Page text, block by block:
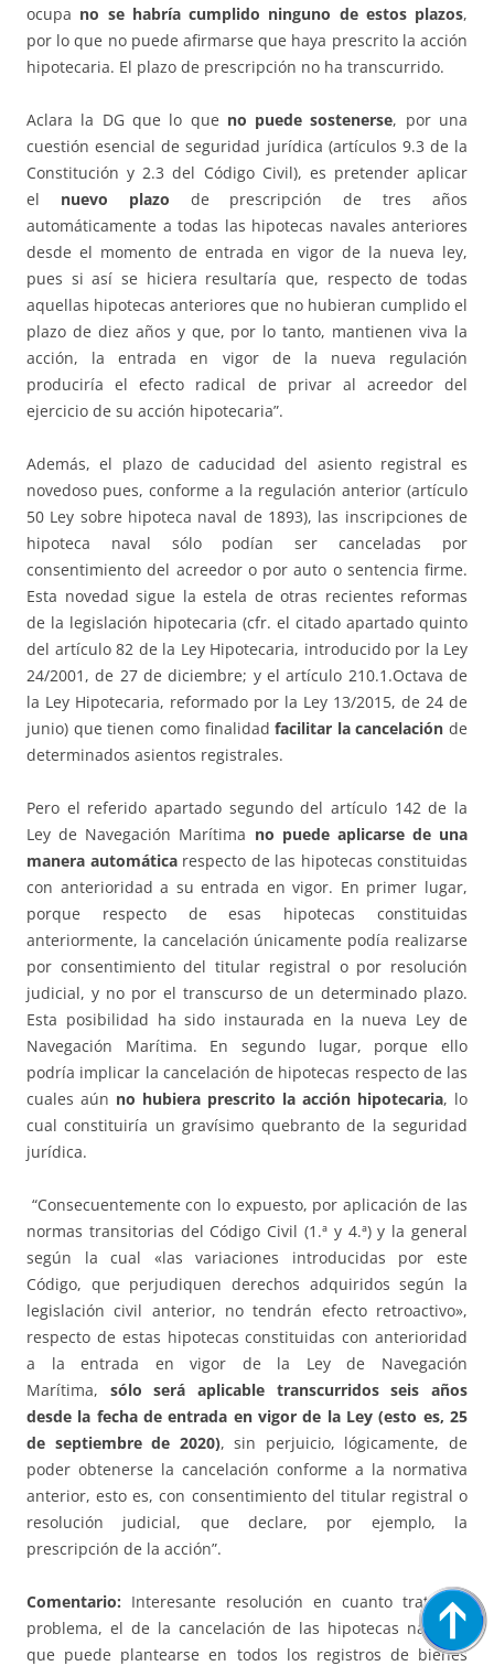
ocupa no se habría cumplido ninguno de estos plazos,
por lo que no puede afirmarse que haya prescrito la acción
hipotecaria. El plazo de prescripción no ha transcurrido.
Aclara la DG que lo que no puede sostenerse, por una
cuestión esencial de seguridad jurídica (artículos 9.3 de la
Constitución y 2.3 del Código Civil), es pretender aplicar
el nuevo plazo de prescripción de tres años
automáticamente a todas las hipotecas navales anteriores
desde el momento de entrada en vigor de la nueva ley,
pues si así se hiciera resultaría que, respecto de todas
aquellas hipotecas anteriores que no hubieran cumplido el
plazo de diez años y que, por lo tanto, mantienen viva la
acción, la entrada en vigor de la nueva regulación
produciría el efecto radical de privar al acreedor del
ejercicio de su acción hipotecaria”.
Además, el plazo de caducidad del asiento registral es
novedoso pues, conforme a la regulación anterior (artículo
50 Ley sobre hipoteca naval de 1893), las inscripciones de
hipoteca naval sólo podían ser canceladas por
consentimiento del acreedor o por auto o sentencia firme.
Esta novedad sigue la estela de otras recientes reformas
de la legislación hipotecaria (cfr. el citado apartado quinto
del artículo 82 de la Ley Hipotecaria, introducido por la Ley
24/2001, de 27 de diciembre; y el artículo 210.1.Octava de
la Ley Hipotecaria, reformado por la Ley 13/2015, de 24 de
junio) que tienen como finalidadfacilitar la cancelación de
determinados asientos registrales.
Pero el referido apartado segundo del artículo 142 de la
Ley de Navegación Marítima no puede aplicarse de una
manera automáticarespecto de las hipotecas constituidas
con anterioridad a su entrada en vigor. En primer lugar,
porque respecto de esas hipotecas constituidas
anteriormente, la cancelación únicamente podía realizarse
por consentimiento del titular registral o por resolución
judicial, y no por el transcurso de un determinado plazo.
Esta posibilidad ha sido instaurada en la nueva Ley de
Navegación Marítima. En segundo lugar, porque ello
podría implicar la cancelación de hipotecas respecto de las
cuales aún no hubiera prescrito la acción hipotecaria, lo
cual constituiría un gravísimo quebranto de la seguridad
jurídica.
“Consecuentemente con lo expuesto, por aplicación de las
normas transitorias del Código Civil (1.ª y 4.ª) y la general
según la cual «las variaciones introducidas por este
Código, que perjudiquen derechos adquiridos según la
legislación civil anterior, no tendrán efecto retroactivo»,
respecto de estas hipotecas constituidas con anterioridad
a la entrada en vigor de la Ley de Navegación
Marítima, sólo será aplicable transcurridos seis años
desde la fecha de entrada en vigor de la Ley (esto es, 25
de septiembre de 2020), sin perjuicio, lógicamente, de
poder obtenerse la cancelación conforme a la normativa
anterior, esto es, con consentimiento del titular registral o
resolución judicial, que declare, por ejemplo, la
prescripción de la acción”.
Comentario: Interesante resolución en cuanto trata un
problema, el de la cancelación de las hipotecas navales,
que puede plantearse en todos los registros de bienes